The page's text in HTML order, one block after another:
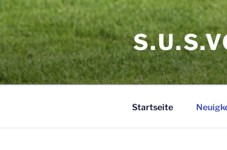
Zum
Inhalt
springen
Startseite